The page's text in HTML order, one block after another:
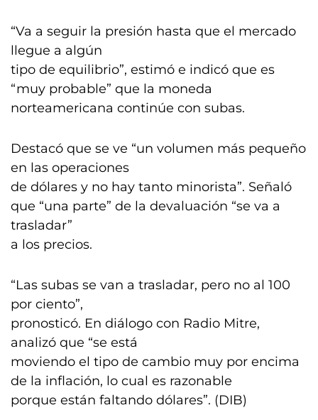
“Va a seguir la presión hasta que el mercado
llegue a algún
tipo de equilibrio”, estimó e indicó que es
“muy probable” que la moneda
norteamericana continúe con subas.
Destacó que se ve “un volumen más pequeño
en las operaciones
de dólares y no hay tanto minorista”. Señaló
que “una parte” de la devaluación “se va a
trasladar”
a los precios.
“Las subas se van a trasladar, pero no al 100
por ciento”,
pronosticó. En diálogo con Radio Mitre,
analizó que “se está
moviendo el tipo de cambio muy por encima
de la inflación, lo cual es razonable
porque están faltando dólares”. (DIB)